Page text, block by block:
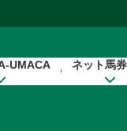
UMACA ネット馬